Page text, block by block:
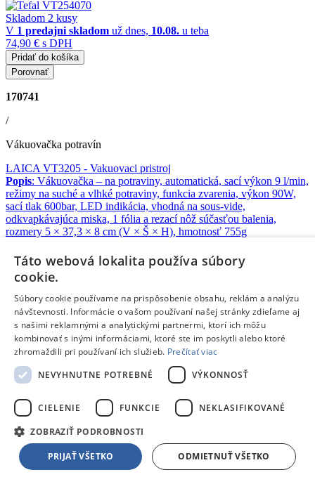
Skladom 2 kusy
V 1 predajni skladom už dnes, 10.08. u teba
74,90 € s DPH
Pridať do košíka
Porovnať
170741
/
Vákuovačka potravín
LAICA VT3205 - Vakuovaci pristroj
Popis: Vákuovačka – na potraviny, automatická, sací výkon 9 l/min,
režimy na suché a vlhké potraviny, funkcia zvarenia, výkon 90W,
sací tlak 600bar, LED indikácia, vhodná na sous-vide,
odkvapkávajúca miska, 1 fólia a rezací nôž súčasťou balenia,
rozmery 5 × 37,3 × 8 cm (V × Š × H), hmotnosť 755g
Skladom 2 kusy
V2 predajniach
41,90 € s DPH
Pridať do košíka
Porovnať
174365
Concept VA0040
- Vákuová zváračka fólií
Popis: Automatické vákuovanie potravín LED osvetlenie tlačidiel
Voľba suchých a vlhkých potravín Zásobník pre zvyšnú vlhkosť
Tlačidlo s TURBO výkonom Protišmykové nožičky Rozmer: 38 x
15 x 6 cm Podtlak: 0,7 bar Farba: nerez s čiernymi detailmi Príkon:
Táto webová lokalita používa súbory
cookie.
Súbory cookie používame na prispôsobenie obsahu, reklám a analýzu
návštevnosti. Informácie o vašom používaní našej stránky zdieľame aj
s našimi reklamnými a analytickými partnermi, ktorí ich môžu
kombinovať s inými informáciami, ktoré ste im poskytli alebo ktoré
zhromaždili pri používaní ich služieb. Prečítať viac
NEVYHNUTNE POTREBNÉ
VÝKONNOSŤ
CIELENIE FUNKCIE NEKLASIFIKOVANÉ
ZOBRAZIŤ PODROBNOSTI
PRIJAŤ VŠETKO ODMIETNUŤ VŠETKO